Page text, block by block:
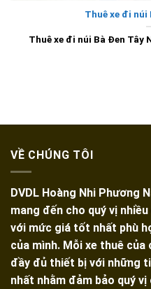
Thuê xe đi núi
Thuê xe đi núi Bà Đen Tây
VỀ CHÚNG TÔI
DVDL Hoàng Nhi Phương
mang đến cho quý vị
với mức giá tốt nhất phù
của mình. Mỗi xe thuê
đầy đủ thiết bị với những
nhất nhằm đảm bảo quý